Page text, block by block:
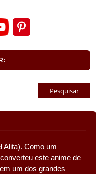
Alita). Como um
este anime de
um dos grandes